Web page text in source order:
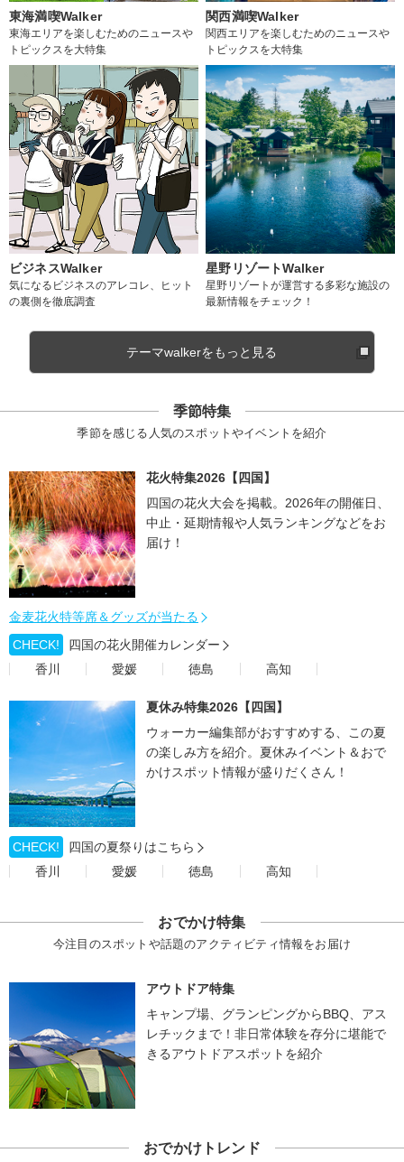
東海満喫Walker
東海エリアを楽しむためのニュースや
トピックスを大特集
関西満喫Walker
関西エリアを楽しむためのニュースや
トピックスを大特集
ビジネスWalker
気になるビジネスのアレコレ、ヒット
の裏側を徹底調査
星野リゾートWalker
星野リゾートが運営する多彩な施設の
最新情報をチェック！
テーマwalkerをもっと見る
季節特集
季節を感じる人気のスポットやイベントを紹介
花火特集2026【四国】
四国の花火大会を掲載。2026年の開催日、
中止・延期情報や人気ランキングなどをお
届け！
金麦花火特等席＆グッズが当たる
CHECK!
四国の花火開催カレンダー
香川
愛媛 徳島 高知
夏休み特集2026【四国】
ウォーカー編集部がおすすめする、この夏
の楽しみ方を紹介。夏休みイベント＆おで
かけスポット情報が盛りだくさん！
CHECK!
四国の夏祭りはこちら
香川
愛媛 徳島 高知
おでかけ特集
今注目のスポットや話題のアクティビティ情報をお届け
アウトドア特集
キャンプ場、グランピングからBBQ、アス
レチックまで！非日常体験を存分に堪能で
きるアウトドアスポットを紹介
おでかけトレンド